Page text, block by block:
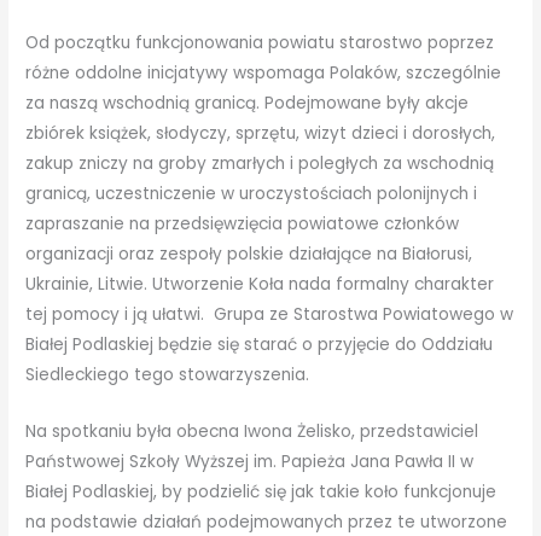
Od początku funkcjonowania powiatu starostwo poprzez
różne oddolne inicjatywy wspomaga Polaków, szczególnie
za naszą wschodnią granicą. Podejmowane były akcje
zbiórek książek, słodyczy, sprzętu, wizyt dzieci i dorosłych,
zakup zniczy na groby zmarłych i poległych za wschodnią
granicą, uczestniczenie w uroczystościach polonijnych i
zapraszanie na przedsięwzięcia powiatowe członków
organizacji oraz zespoły polskie działające na Białorusi,
Ukrainie, Litwie. Utworzenie Koła nada formalny charakter
tej pomocy i ją ułatwi. Grupa ze Starostwa Powiatowego w
Białej Podlaskiej będzie się starać o przyjęcie do Oddziału
Siedleckiego tego stowarzyszenia.
Na spotkaniu była obecna Iwona Żelisko, przedstawiciel
Państwowej Szkoły Wyższej im. Papieża Jana Pawła II w
Białej Podlaskiej, by podzielić się jak takie koło funkcjonuje
na podstawie działań podejmowanych przez te utworzone